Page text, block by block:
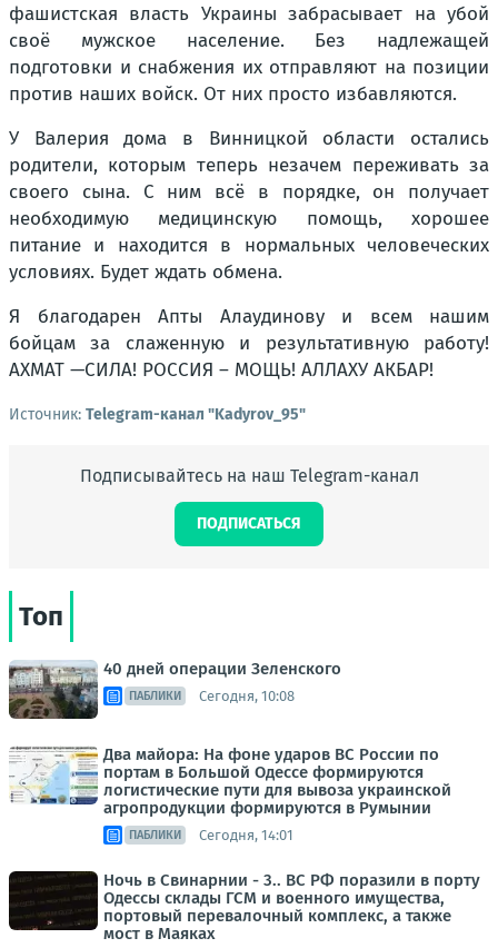
фашистская власть Украины забрасывает на убой
своё мужское население. Без надлежащей
подготовки и снабжения их отправляют на позиции
против наших войск. От них просто избавляются.
У Валерия дома в Винницкой области остались
родители, которым теперь незачем переживать за
своего сына. С ним всё в порядке, он получает
необходимую медицинскую помощь, хорошее
питание и находится в нормальных человеческих
условиях. Будет ждать обмена.
Я благодарен Апты Алаудинову и всем нашим
бойцам за слаженную и результативную работу!
АХМАТ —СИЛА! РОССИЯ – МОЩЬ! АЛЛАХУ АКБАР!
Источник: Telegram-канал "Kadyrov_95"
Подписывайтесь на наш Telegram-канал
ПОДПИСАТЬСЯ
Топ
40 дней операции Зеленского
ПАБЛИКИ Сегодня, 10:08
Два майора: На фоне ударов ВС России по
портам в Большой Одессе формируются
логистические пути для вывоза украинской
агропродукции формируются в Румынии
ПАБЛИКИ Сегодня, 14:01
Ночь в Свинарнии - 3.. ВС РФ поразили в порту
Одессы склады ГСМ и военного имущества,
портовый перевалочный комплекс, а также
мост в Маяках